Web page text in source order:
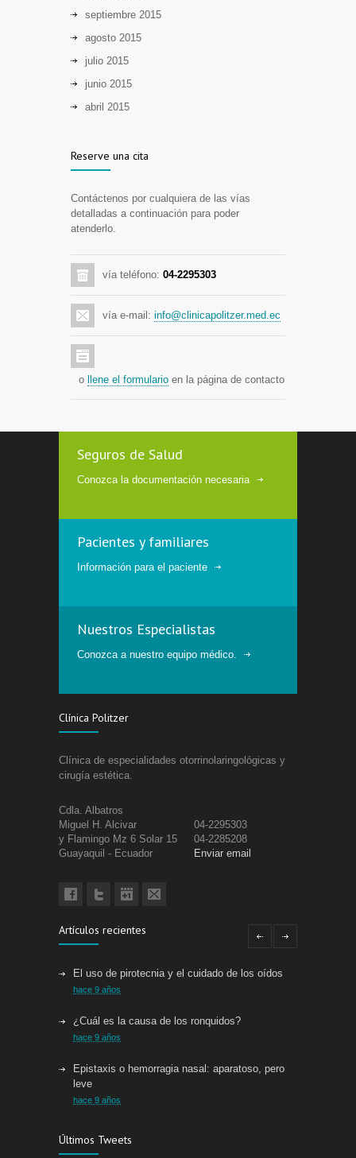
septiembre 2015
agosto 2015
julio 2015
junio 2015
abril 2015
Reserve una cita
Contáctenos por cualquiera de las vías
detalladas a continuación para poder
atenderlo.
vía teléfono: 04-2295303
vía e-mail: info@clinicapolitzer.med.ec
o llene el formulario en la página de contacto
Seguros de Salud
Conozca la documentación necesaria
Pacientes y familiares
Información para el paciente
Nuestros Especialistas
Conozca a nuestro equipo médico.
Clínica Politzer
Clínica de especialidades otorrinolaringológicas y
cirugía estética.
Cdla. Albatros
Miguel H. Alcivar
04-2295303
y Flamingo Mz 6 Solar 15
04-2285208
Guayaquil - Ecuador
Enviar email
Artículos recientes
El uso de pirotecnia y el cuidado de los oídos
hace 9 años
¿Cuál es la causa de los ronquidos?
hace 9 años
Epistaxis o hemorragia nasal: aparatoso, pero
leve
hace 9 años
Últimos Tweets